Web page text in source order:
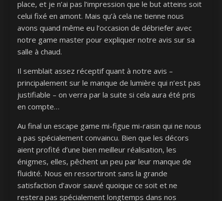
place, et je n’ai pas l’impression que le but atteins soit
celui fixé en amont. Mais qu’à cela ne tienne nous
avons quand même eu l’occasion de débriefer avec
notre game master pour expliquer notre avis sur sa
salle à chaud.
Il semblait assez réceptif quant à notre avis –
principalement sur le manque de lumière qui n’est pas
justifiable – on verra par la suite si cela aura été pris
en compte…
Au final un escape game mi-figue mi-raisin qui ne nous
a pas spécialement convaincu. Bien que les décors
aient profité d’une bien meilleur réalisation, les
énigmes, elles, pêchent un peu par leur manque de
fluidité. Nous en ressortiront sans la grande
satisfaction d’avoir sauvé quoique ce soit et ne
restera pas spécialement longtemps dans nos